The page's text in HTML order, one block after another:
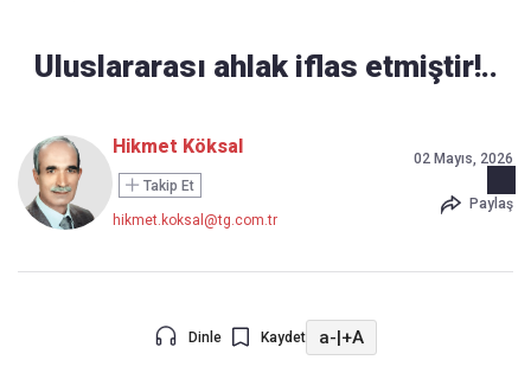
Uluslararası ahlak iflas etmiştir!..
Hikmet Köksal
Takip Et
hikmet.koksal@tg.com.tr
02 Mayıs, 2026
Paylaş
Dinle Kaydet a-|+A